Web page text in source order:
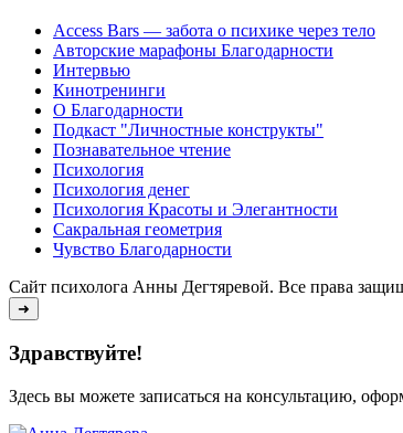
Access Bars — забота о психике через тело
Авторские марафоны Благодарности
Интервью
Кинотренинги
О Благодарности
Подкаст "Личностные конструкты"
Познавательное чтение
Психология
Психология денег
Психология Красоты и Элегантности
Сакральная геометрия
Чувство Благодарности
Сайт психолога Анны Дегтяревой. Все права
➜
Здравствуйте!
Здесь вы можете записаться на консультацию,